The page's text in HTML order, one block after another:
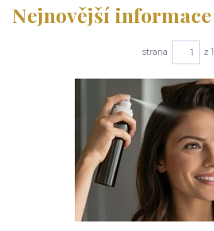
Nejnovější informace
strana z 1